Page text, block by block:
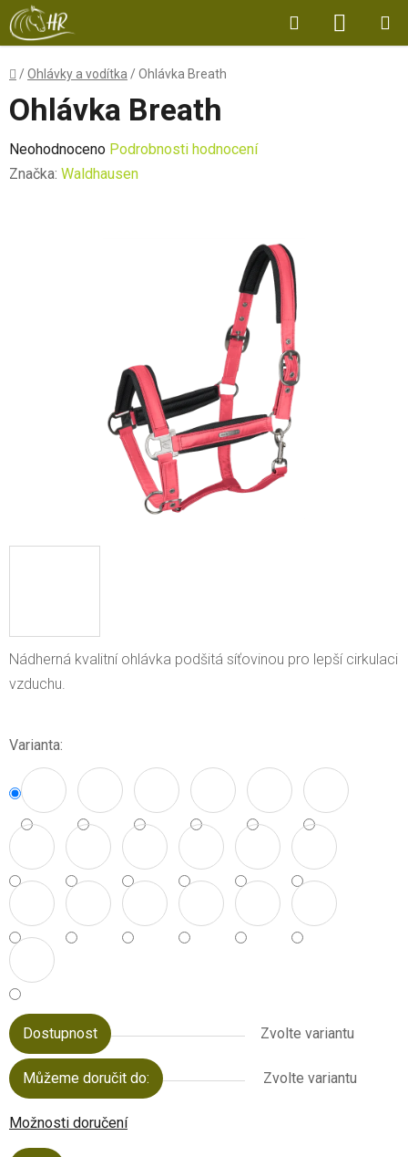
Přejít
na
obsah
Hledat
KOŠÍK
Domů
/Ohlávky a vodítka /Ohlávka Breath
Nádherná kvalitní ohlávka podšitá síťovinou pro lepší cirkulaci
vzduchu.
Varianta:
Dostupnost Zvolte variantu
Můžeme doručit do: Zvolte variantu
Možnosti doručení
Ohlávka Breath
Průměrné
hodnocení
Neohodnoceno Podrobnosti hodnocení
Značka: Waldhausen